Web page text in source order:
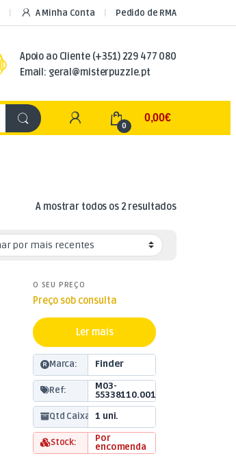
A Minha Conta Pedido de RMA
Apoio ao Cliente(+351) 229 477 080
Email: geral@misterpuzzle.pt
My Account
0
0,00€
A mostrar todos os 2 resultadosOrdenado
O SEU PREÇO
Preço sob consulta
Ler mais
Marca: Finder
Ref:
M03-
55338110.0010
Qtd Caixa:
1 uni.
Stock:
Por
encomenda